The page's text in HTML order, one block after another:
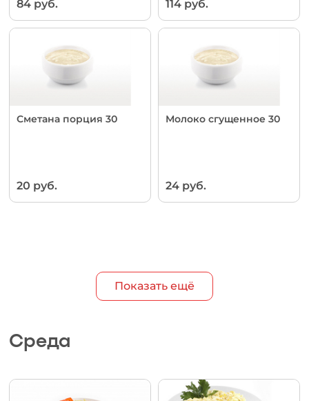
84 руб. 114 руб.
Сметана порция 30
20 руб.
Молоко сгущенное 30
24 руб.
Показать ещё
Среда